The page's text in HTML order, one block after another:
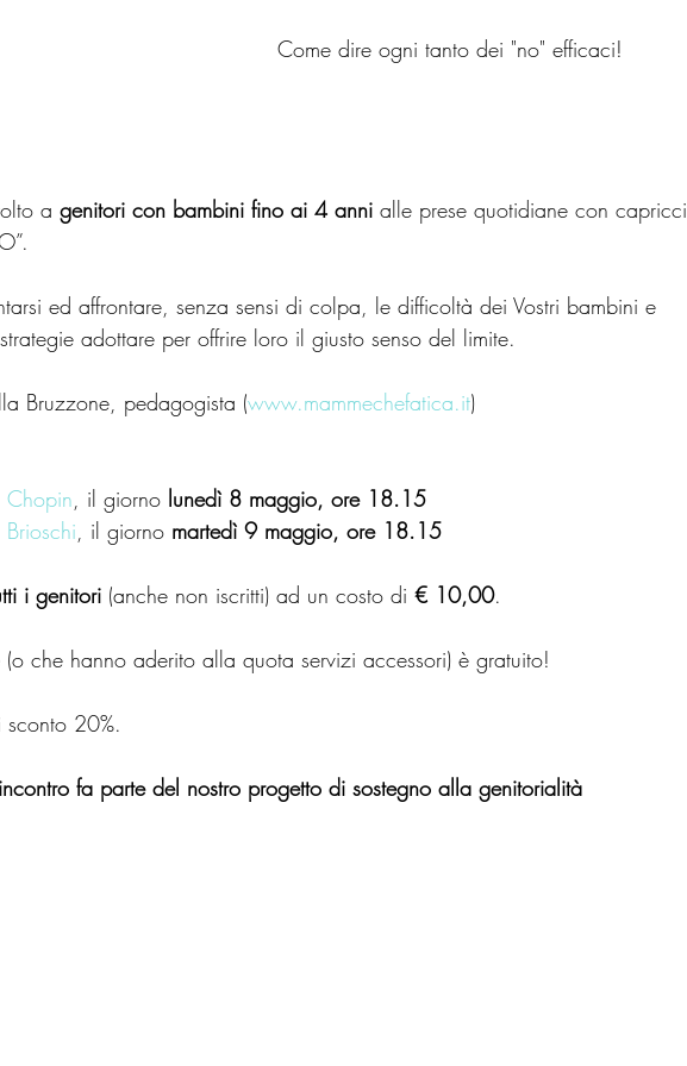
Come dire ogni tanto dei "no" efficaci!
a genitori con bambini fino ai 4 anni alle prese quotidiane con capricci
ed affrontare, senza sensi di colpa, le difficoltà dei Vostri bambini e
adottare per offrire loro il giusto senso del limite.
Bruzzone, pedagogista (www.mammechefatica.it)
Chopin, il giorno lunedì 8 maggio, ore 18.15
, il giorno martedì 9 maggio, ore 18.15
i genitori (anche non iscritti) ad un costo di € 10,00.
(o che hanno aderito alla quota servizi accessori) è gratuito!
sconto 20%.
fa parte del nostro progetto di sostegno alla genitorialità